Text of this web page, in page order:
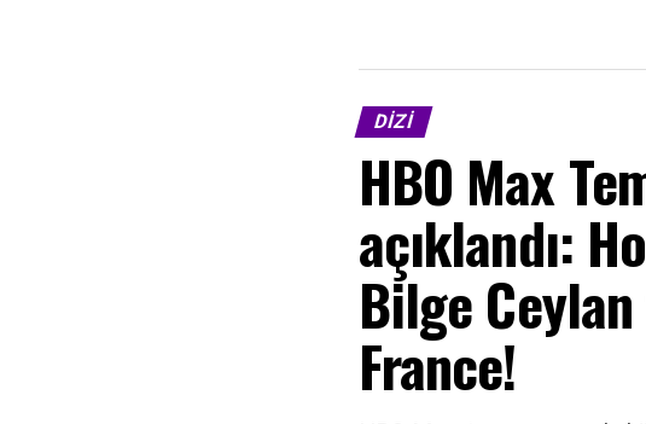
DIZI
HBO Max
açıklandı:
Bilge
France!